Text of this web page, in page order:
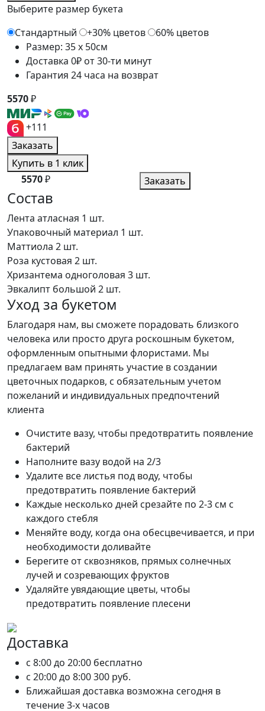
Выберите размер букета
Стандартный
+30% цветов
60% цветов
Размер: 35 x 50см
Доставка 0₽ от 30-ти минут
Гарантия 24 часа на возврат
5570₽
+111
Заказать
Купить в 1 клик
5570₽ Заказать
Состав
Лента атласная 1 шт.
Упаковочный материал 1 шт.
Маттиола 2 шт.
Роза кустовая 2 шт.
Хризантема одноголовая 3 шт.
Эвкалипт большой 2 шт.
Уход за букетом
Благодаря нам, вы сможете порадовать близкого
человека или просто друга роскошным букетом,
оформленным опытными флористами. Мы
предлагаем вам принять участие в создании
цветочных подарков, с обязательным учетом
пожеланий и индивидуальных предпочтений
клиента
Очистите вазу, чтобы предотвратить появление
бактерий
Наполните вазу водой на 2/3
Удалите все листья под воду, чтобы
предотвратить появление бактерий
Каждые несколько дней срезайте по 2-3 см с
каждого стебля
Меняйте воду, когда она обесцвечивается, и при
необходимости доливайте
Берегите от сквозняков, прямых солнечных
лучей и созревающих фруктов
Удаляйте увядающие цветы, чтобы
предотвратить появление плесени
Доставка
c 8:00 до 20:00 бесплатно
c 20:00 до 8:00300 руб.
Ближайшая доставка возможна сегодня в
течение 3-х часов